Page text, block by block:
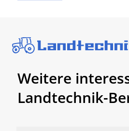
Weitere
Landtechnik-